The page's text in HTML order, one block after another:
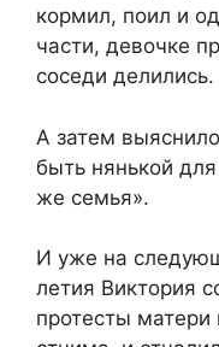
кормил, поил и
части, девочке
соседи делились.
А затем
быть нянькой
же семья».
И уже на
летия Виктория
протесты